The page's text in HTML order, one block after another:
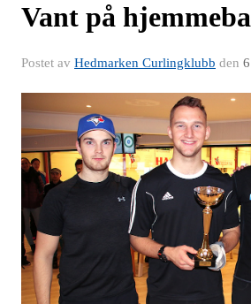
Vant på
Postet av Hedmarken Curlingklubb den